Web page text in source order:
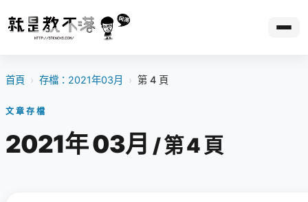
首頁 › 存檔：2021年03月 › 第 4 頁
文章存檔
2021年 03月 / 第 4 頁